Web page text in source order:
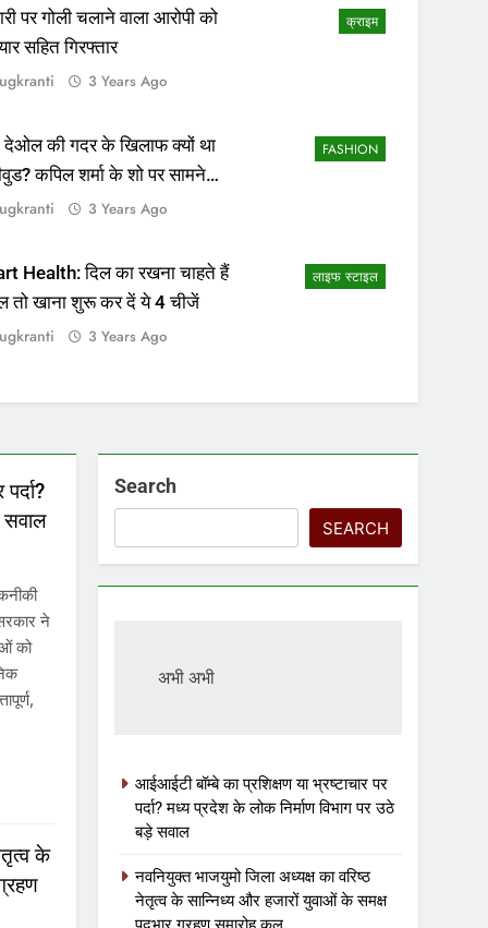
क्राइम
पर गोली चलाने वाला आरोपी को
सहित गिरफ्तार
3 Years Ago
FASHION
देओल की गदर के खिलाफ क्यों था
कपिल शर्मा के शो पर सामने
3 Years Ago
लाइफ स्टाइल
Health: दिल का रखना चाहते हैं
तो खाना शुरू कर दें ये 4 चीजें
3 Years Ago
सवाल
ने
को
के
Search
SEARCH
अभी अभी
आईआईटी बॉम्बे का प्रशिक्षण या भ्रष्टाचार पर
पर्दा? मध्य प्रदेश के लोक निर्माण विभाग पर उठे
बड़े सवाल
नवनियुक्त भाजयुमो जिला अध्यक्ष का वरिष्ठ
नेतृत्व के सान्निध्य और हजारों युवाओं के समक्ष